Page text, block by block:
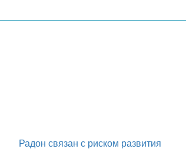
Радон связан с риском развития